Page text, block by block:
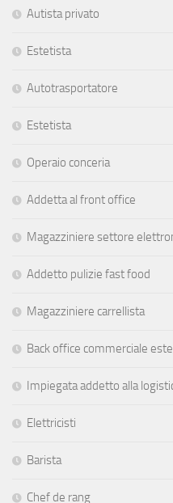
Autista privato
Estetista
Autotrasportatore
Estetista
Operaio conceria
Addetta al front office
Magazziniere settore
Addetto pulizie fast food
Magazziniere carrellista
Back office commerciale
Impiegata addetto alla
Elettricisti
Barista
Chef de rang